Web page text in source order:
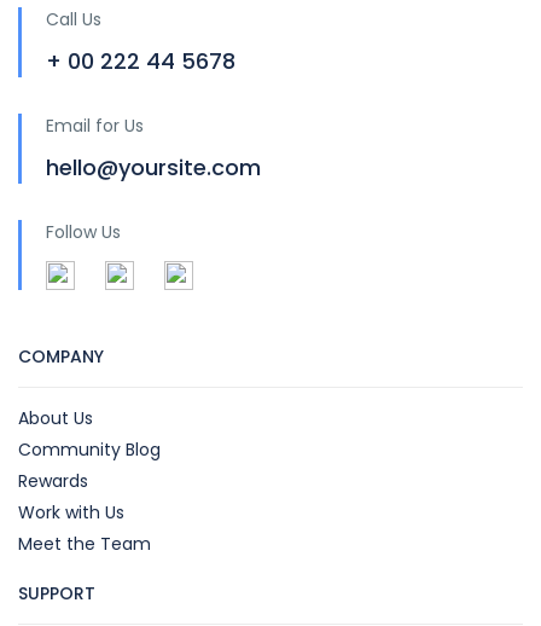
Call Us
+ 00 222 44 5678
Email for Us
hello@yoursite.com
Follow Us
COMPANY
About Us
Community Blog
Rewards
Work with Us
Meet the Team
SUPPORT